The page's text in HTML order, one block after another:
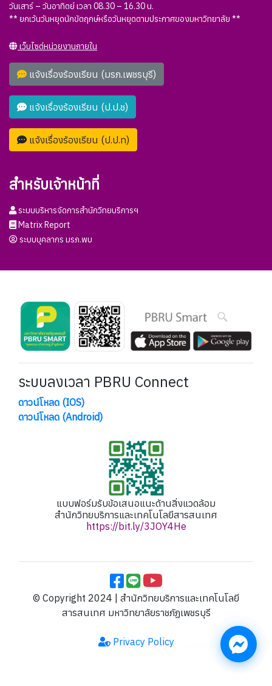
วันเสาร์ – วันอาทิตย์ เวลา 08.30 – 16.30 น.
** ยกเว้นวันหยุดนักขัตฤกษ์หรือวันหยุดตามประกาศของมหาวิทยาลัย **
เว็บไซต์หน่วยงานภายใน
แจ้งเรื่องร้องเรียน (มรภ.เพชรบุรี)
แจ้งเรื่องร้องเรียน (ป.ป.ช)
แจ้งเรื่องร้องเรียน (ป.ป.ท)
สำหรับเจ้าหน้าที่
ระบบบริหารจัดการสำนักวิทยบริการฯ
Matrix Report
ระบบบุคลากร มรภ.พบ
ระบบลงเวลา PBRU Connect
ดาวน์โหลด (IOS)
ดาวน์โหลด (Android)
แบบฟอร์มรับข้อเสนอแนะด้านสิ่งแวดล้อม
สำนักวิทยบริการและเทคโนโลยีสารสนเทศ
https://bit.ly/3JOY4He
© Copyright 2024 | สำนักวิทยบริการและเทคโนโลยี
สารสนเทศ มหาวิทยาลัยราชภัฏเพชรบุรี
Privacy Policy